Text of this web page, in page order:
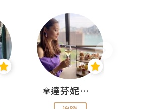
✾達芬妮•愛孩子•愛生活✾